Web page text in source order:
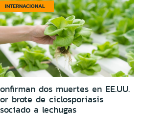
INTERNACIONAL
dos muertes en EE.UU.
brote de ciclosporiasis
a lechugas